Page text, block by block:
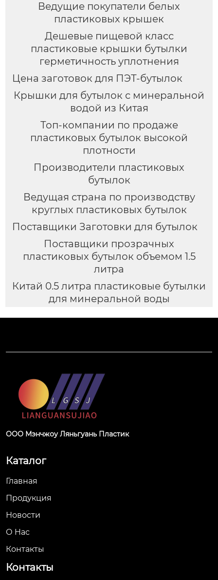
Ведущие покупатели белых
пластиковых крышек
Дешевые пищевой класс
пластиковые крышки бутылки
герметичность уплотнения
Цена заготовок для ПЭТ-бутылок
Крышки для бутылок с минеральной
водой из Китая
Топ-компании по продаже
пластиковых бутылок высокой
плотности
Производители пластиковых
бутылок
Ведущая страна по производству
круглых пластиковых бутылок
Поставщики Заготовки для бутылок
Поставщики прозрачных
пластиковых бутылок объемом 1.5
литра
Китай 0.5 литра пластиковые бутылки
для минеральной воды
ООО Мэнчжоу Ляньгуань Пластик
Каталог
Главная
Продукция
Новости
О Hас
Контакты
Контакты